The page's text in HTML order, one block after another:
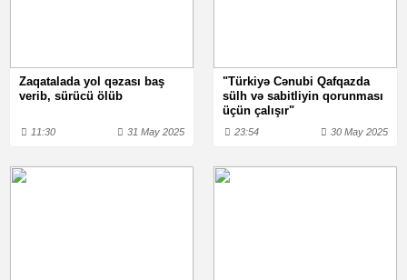
Zaqatalada yol qəzası baş
verib, sürücü ölüb
11:30 31 May 2025
"Türkiyə Cənubi Qafqazda
sülh və sabitliyin qorunması
üçün çalışır"
23:54 30 May 2025